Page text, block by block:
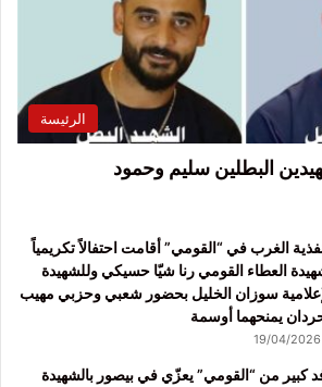
الرئيسة
البطلين سليم وحمود
الغرب في “القومي” أقامت احتفالاً تكريمياً
العطاء القومي رنا شيّا حسيكي وللشهيدة
سوزان الخليل بحضور شعبي وحزبي مهيب
يمنحهما أوسمة
19/04/2026
كبير من “القومي” يعزّي في بيصور بالشهيدة